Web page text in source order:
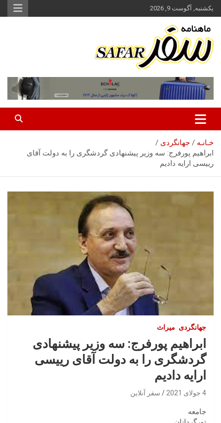
محتوا
بروید
یکشنبه, آگوست 9, 2026
سفر آنلاین
خـانـه
جهانگردی
ابراهیم پورفرج: سه وزیر پیشنهادی گردشگری را به دولت آقای
رییسی ارایه دادیم
جهانگردی میراث
ابراهیم پورفرج: سه وزیر پیشنهادی
گردشگری را به دولت آقای رییسی
ارایه دادیم
4 جولای 2021 سفر آنلاین
جامعه